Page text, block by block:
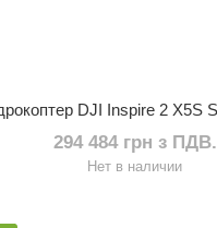
294 484 грн з ПДВ.
Нет в наличии